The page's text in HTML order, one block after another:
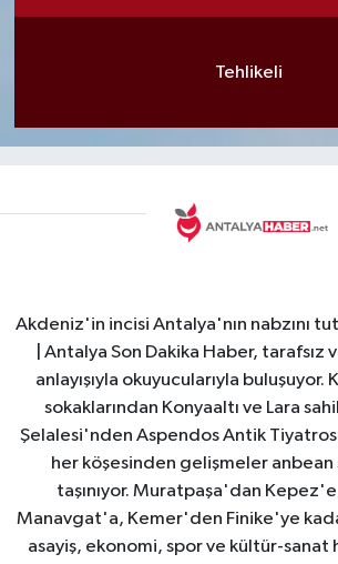
Tehlikeli
Akdeniz'in incisi Antalya'nın nabzını
| Antalya Son Dakika Haber, tarafsız
anlayışıyla okuyucularıyla
sokaklarından Konyaaltı ve Lara
Şelalesi'nden Aspendos Antik
her köşesinden gelişmeler anbean
taşınıyor. Muratpaşa'dan
Manavgat'a, Kemer'den Finike'ye
asayiş, ekonomi, spor ve kültür-sanat